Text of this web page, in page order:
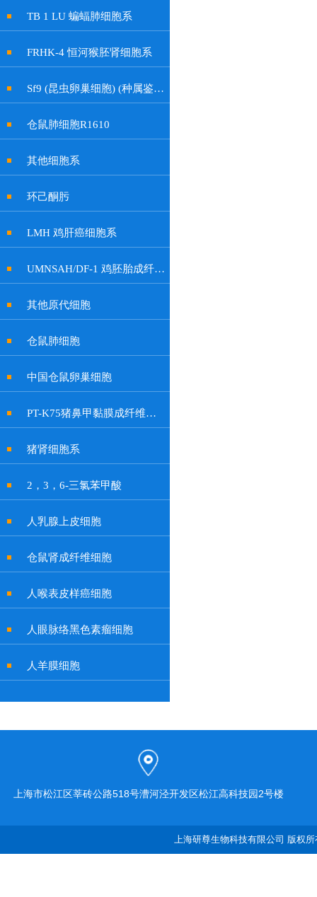
TB 1 LU 蝙蝠肺细胞系
FRHK-4 恒河猴胚肾细胞系
Sf9 (昆虫卵巢细胞) (种属鉴定正确)
仓鼠肺细胞R1610
其他细胞系
环己酮肟
LMH 鸡肝癌细胞系
UMNSAH/DF-1 鸡胚胎成纤维细胞系
其他原代细胞
仓鼠肺细胞
中国仓鼠卵巢细胞
PT-K75猪鼻甲黏膜成纤维贴壁细胞系
猪肾细胞系
2，3，6-三氯苯甲酸
人乳腺上皮细胞
仓鼠肾成纤维细胞
人喉表皮样癌细胞
人眼脉络黑色素瘤细胞
人羊膜细胞
上海市松江区莘砖公路518号漕河泾开发区松江高科技园2号楼
上海研尊生物科技有限公司 版权